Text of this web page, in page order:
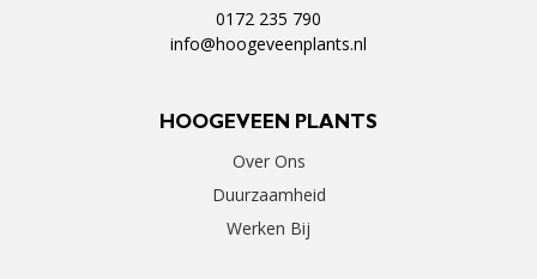
0172 235 790
info@hoogeveenplants.nl
HOOGEVEEN PLANTS
Over Ons
Duurzaamheid
Werken Bij